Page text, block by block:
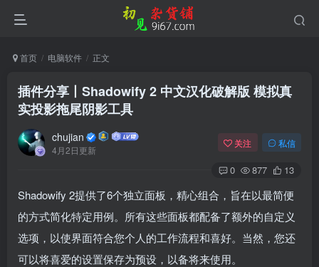
首页 电脑软件 正文
插件分享丨Shadowify 2 中文汉化破解版 模拟真
实投影拖尾阴影工具
chujian
4月2日更新
关注 私信
0 877 13
Shadowify 2提供了6个独立面板，精心组合，旨在以最简便
的方式简化特定用例。所有这些面板都配备了额外的自定义
选项，以使界面符合您个人的工作流程和喜好。当然，您还
可以将喜爱的设置保存为预设，以备将来使用。